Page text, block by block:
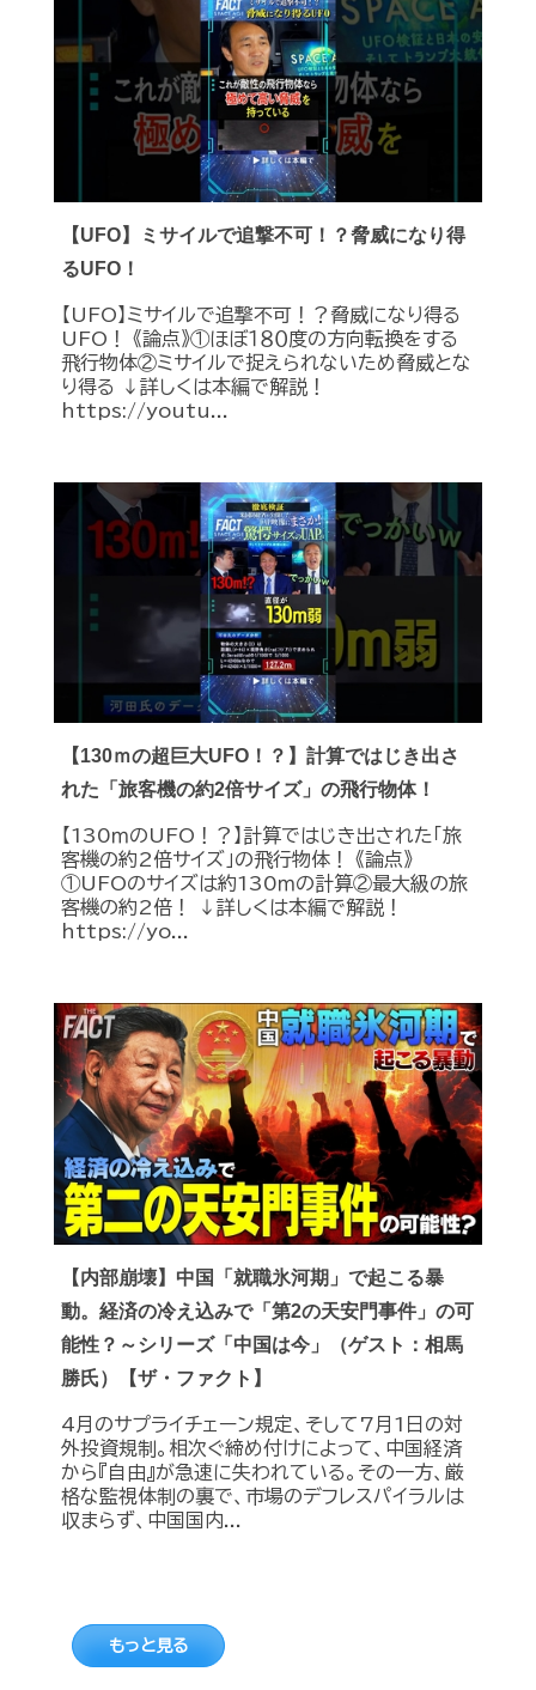
【UFO】ミサイルで追撃不可！？脅威になり得
るUFO！
【UFO】ミサイルで追撃不可！？脅威になり得る
UFO！ 《論点》①ほぼ１８０度の方向転換をする
飛行物体②ミサイルで捉えられないため脅威とな
り得る ↓詳しくは本編で解説！
https://youtu...
【130ｍの超巨大UFO！？】計算ではじき出さ
れた「旅客機の約2倍サイズ」の飛行物体！
【130ｍのUFO！？】計算ではじき出された「旅
客機の約2倍サイズ」の飛行物体！ 《論点》
①UFOのサイズは約130ｍの計算②最大級の旅
客機の約2倍！ ↓詳しくは本編で解説！
https://yo...
【内部崩壊】中国「就職氷河期」で起こる暴
動。経済の冷え込みで「第2の天安門事件」の可
能性？～シリーズ「中国は今」（ゲスト：相馬
勝氏）【ザ・ファクト】
4月のサプライチェーン規定、そして7月1日の対
外投資規制。相次ぐ締め付けによって、中国経済
から『自由』が急速に失われている。その一方、厳
格な監視体制の裏で、市場のデフレスパイラルは
収まらず、中国国内...
もっと見る